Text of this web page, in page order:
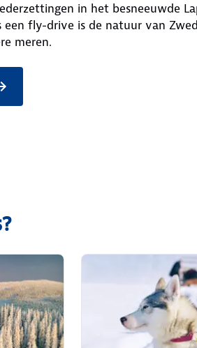
in het besneeuwde
een fly-drive is de natuur van
meren.